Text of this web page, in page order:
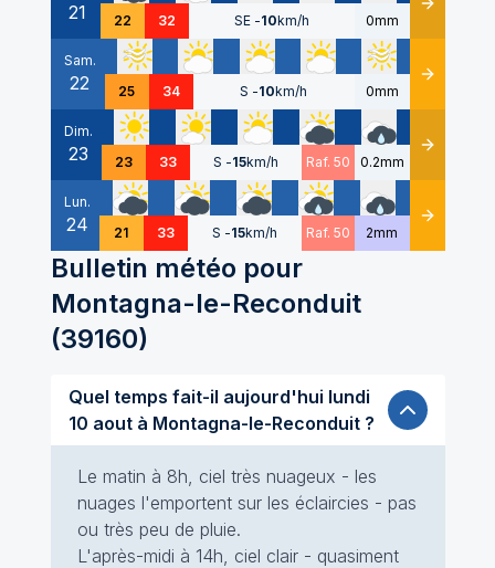
21 22 32 SE -10km/h 0mm Détails
Sam.
22 25 34 S -10km/h 0mm Détails
Dim.
23 23 33 S -15km/h Raf. 50 0.2mm Détails
Lun.
24 21 33 S -15km/h Raf. 50 2mm Détails
Bulletin météo pour
Montagna-le-Reconduit
(39160)
Quel temps fait-il aujourd'hui lundi
10 aout à Montagna-le-Reconduit ?
Le matin à 8h, ciel très nuageux - les
nuages l'emportent sur les éclaircies - pas
ou très peu de pluie.
L'après-midi à 14h, ciel clair - quasiment